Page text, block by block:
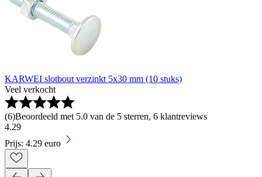
KARWEI slotbout verzinkt 5x30 mm (10 stuks)
Veel verkocht
(6)Beoordeeld met 5.0 van de 5 sterren, 6 klantreviews
4.29
Prijs: 4.29 euro